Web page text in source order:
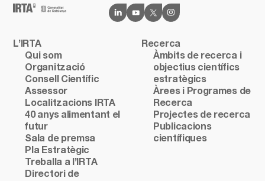
L’IRTA
Qui som
Organització
Consell Científic
Assessor
Localitzacions IRTA
40 anys alimentant el
futur
Sala de premsa
Pla Estratègic
Treballa a l’IRTA
Directori de
Recerca
Àmbits de recerca i
objectius científics
estratègics
Àrees i Programes de
Recerca
Projectes de recerca
Publicacions
científiques